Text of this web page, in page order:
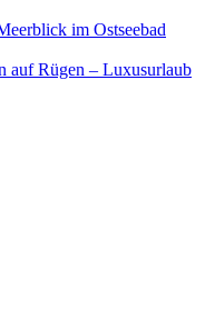
im Ostseebad
auf Rügen – Luxusurlaub